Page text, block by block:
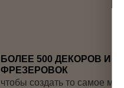
БОЛЕЕ 500 ДЕКОРОВ И
ФРЕЗЕРОВОК
чтобы создать то самое